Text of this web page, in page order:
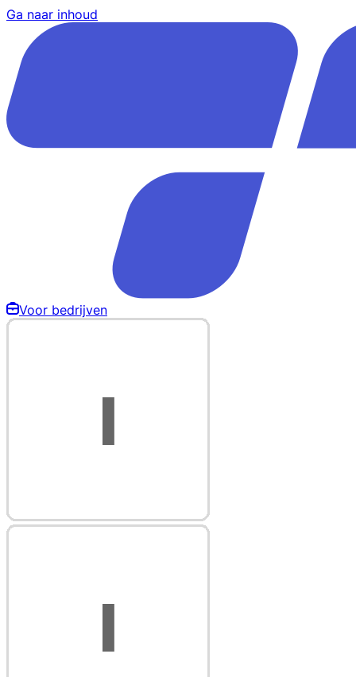
Ga naar inhoud
Voor bedrijven